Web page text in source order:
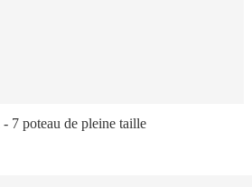
- 7 poteau de pleine taille